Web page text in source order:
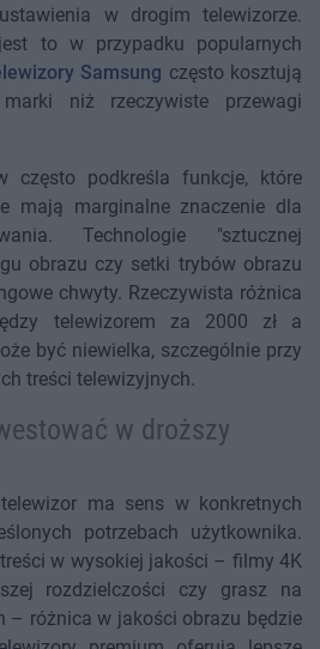
w drogim telewizorze.
to w przypadku popularnych
Samsung często kosztują
niż rzeczywiste przewagi
często podkreśla funkcje, które
mają marginalne znaczenie dla
Technologie "sztucznej
obrazu czy setki trybów obrazu
chwyty. Rzeczywista różnica
telewizorem za 2000 zł a
być niewielka, szczególnie przy
treści telewizyjnych.
w droższy
ma sens w konkretnych
potrzebach użytkownika.
w wysokiej jakości – filmy 4K
rozdzielczości czy grasz na
– różnica w jakości obrazu będzie